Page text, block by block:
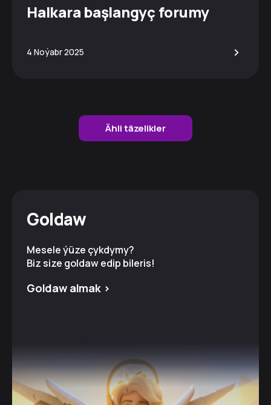
Halkara başlangyç forumy
4 Noýabr 2025 >
Ähli täzelikler
Goldaw
Mesele ýüze çykdymy?
Biz size goldaw edip bileris!
Goldaw almak >